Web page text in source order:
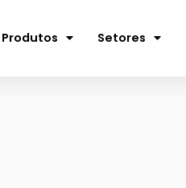
Produtos Setores